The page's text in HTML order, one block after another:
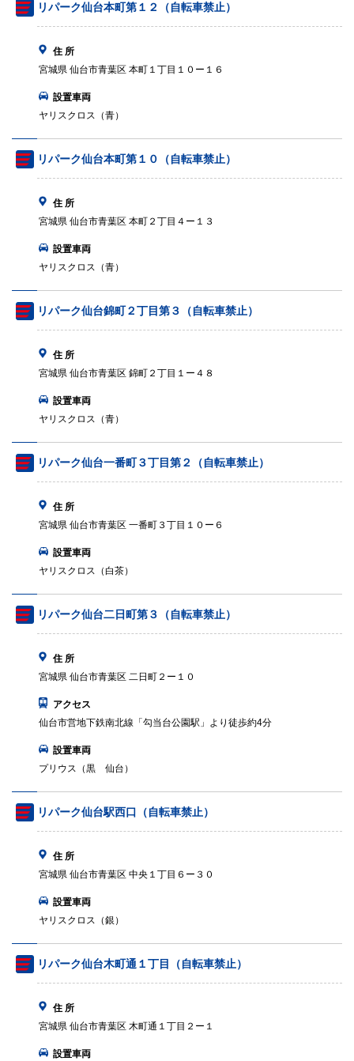
リパーク仙台本町第１２（自転車禁止）
住 所
宮城県 仙台市青葉区 本町１丁目１０ー１６
設置車両
ヤリスクロス（青）
リパーク仙台本町第１０（自転車禁止）
住 所
宮城県 仙台市青葉区 本町２丁目４ー１３
設置車両
ヤリスクロス（青）
リパーク仙台錦町２丁目第３（自転車禁止）
住 所
宮城県 仙台市青葉区 錦町２丁目１ー４８
設置車両
ヤリスクロス（青）
リパーク仙台一番町３丁目第２（自転車禁止）
住 所
宮城県 仙台市青葉区 一番町３丁目１０ー６
設置車両
ヤリスクロス（白茶）
リパーク仙台二日町第３（自転車禁止）
住 所
宮城県 仙台市青葉区 二日町２ー１０
アクセス
仙台市営地下鉄南北線「勾当台公園駅」より徒歩約4分
設置車両
プリウス（黒 仙台）
リパーク仙台駅西口（自転車禁止）
住 所
宮城県 仙台市青葉区 中央１丁目６ー３０
設置車両
ヤリスクロス（銀）
リパーク仙台木町通１丁目（自転車禁止）
住 所
宮城県 仙台市青葉区 木町通１丁目２ー１
設置車両